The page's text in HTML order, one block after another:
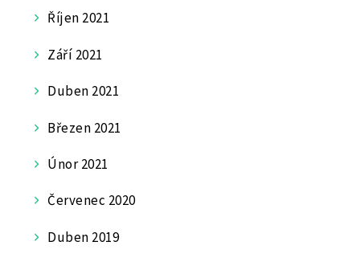
Říjen 2021
Září 2021
Duben 2021
Březen 2021
Únor 2021
Červenec 2020
Duben 2019